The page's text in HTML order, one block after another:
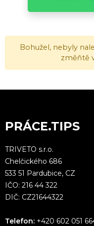
Bohužel, nebyly
změňtě
PRÁCE.TIPS
TRIVETO s.r.o.
Chelčického 686
533 51 Pardubice, CZ
IČO: 216 44 322
DIČ: CZ21644322
Telefon: +420 602 051